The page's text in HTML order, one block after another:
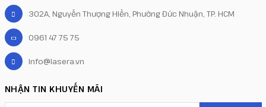
302A, Nguyễn Thượng Hiền, Phường Đức Nhuận, TP. HCM
0961 47 75 75
info@lasera.vn
NHẬN TIN KHUYẾN MÃI